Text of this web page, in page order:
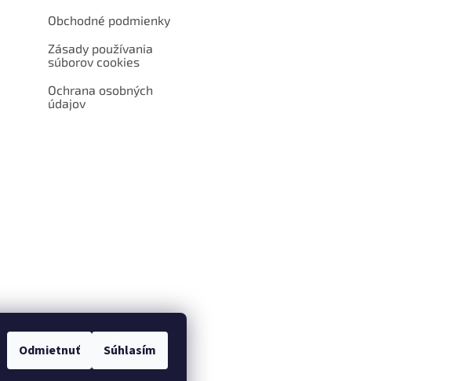
Odmietnuť Súhlasím
Obchodné podmienky
Zásady používania
súborov cookies
Ochrana osobných
údajov